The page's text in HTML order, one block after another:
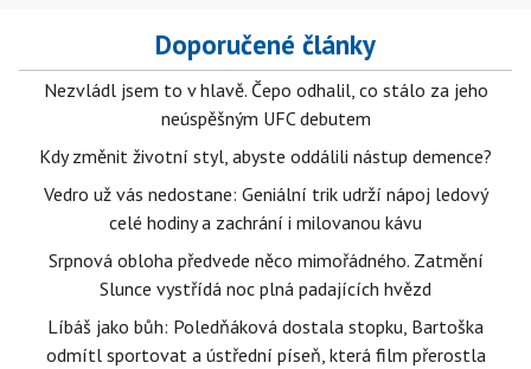
Doporučené články
Nezvládl jsem to v hlavě. Čepo odhalil, co stálo za jeho
neúspěšným UFC debutem
Kdy změnit životní styl, abyste oddálili nástup demence?
Vedro už vás nedostane: Geniální trik udrží nápoj ledový
celé hodiny a zachrání i milovanou kávu
Srpnová obloha předvede něco mimořádného. Zatmění
Slunce vystřídá noc plná padajících hvězd
Líbáš jako bůh: Poledňáková dostala stopku, Bartoška
odmítl sportovat a ústřední píseň, která film přerostla